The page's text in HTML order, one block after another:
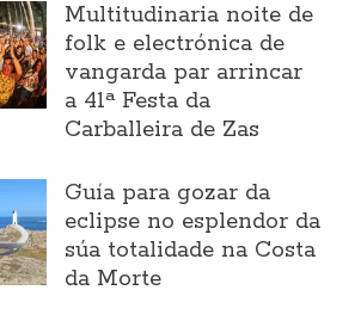
Multitudinaria noite de
folk e electrónica de
vangarda par arrincar
a 41ª Festa da
Carballeira de Zas
Guía para gozar da
eclipse no esplendor da
súa totalidade na Costa
da Morte